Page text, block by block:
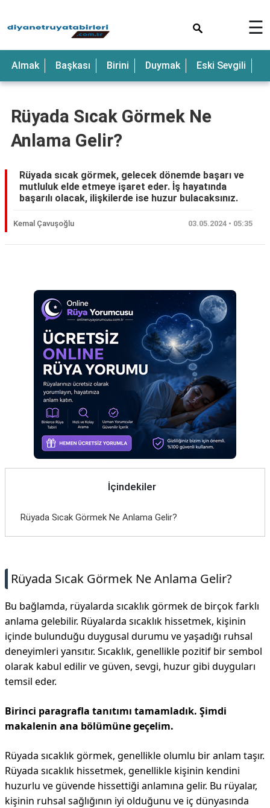
Anne
Bebek
Beyaz
Deniz
Yılan
☰
Almak Başkası Birini Duymak Eski Sevgili
Rüyada Sıcak Görmek Ne
Anlama Gelir?
Rüyada sıcak görmek, gelecek dönemde başarı ve
mutluluk elde etmeye işaret eder. İş hayatında
başarılı olacak, ilişkilerde ise huzur bulacaksınız.
Kemal Çavuşoğlu 03.05.2024 • 05:35
İçindekiler
Rüyada Sıcak Görmek Ne Anlama Gelir?
Rüyada Sıcak Görmek Ne Anlama Gelir?
Bu bağlamda, rüyalarda sıcaklık görmek de birçok farklı
anlama gelebilir. Rüyalarda sıcaklık hissetmek, kişinin
içinde bulunduğu duygusal durumu ve yaşadığı ruhsal
deneyimleri yansıtır. Sıcaklık, genellikle pozitif bir sembol
olarak kabul edilir ve güven, sevgi, huzur gibi duyguları
temsil eder.
Birinci paragrafla tanıtımı tamamladık. Şimdi
makalenin ana bölümüne geçelim.
Rüyada sıcaklık görmek, genellikle olumlu bir anlam taşır.
Rüyada sıcaklık hissetmek, genellikle kişinin kendini
huzurlu ve güvende hissettiği anlamına gelir. Bu rüyalar,
kişinin ruhsal sağlığının iyi olduğunu ve iç dünyasında